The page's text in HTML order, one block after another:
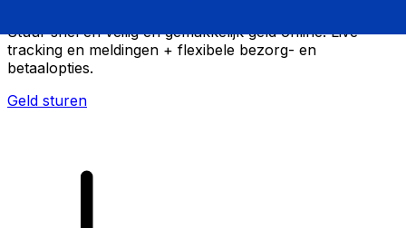
Stuur snel en veilig en gemakkelijk geld online. Live
tracking en meldingen + flexibele bezorg- en
betaalopties.
Geld sturen